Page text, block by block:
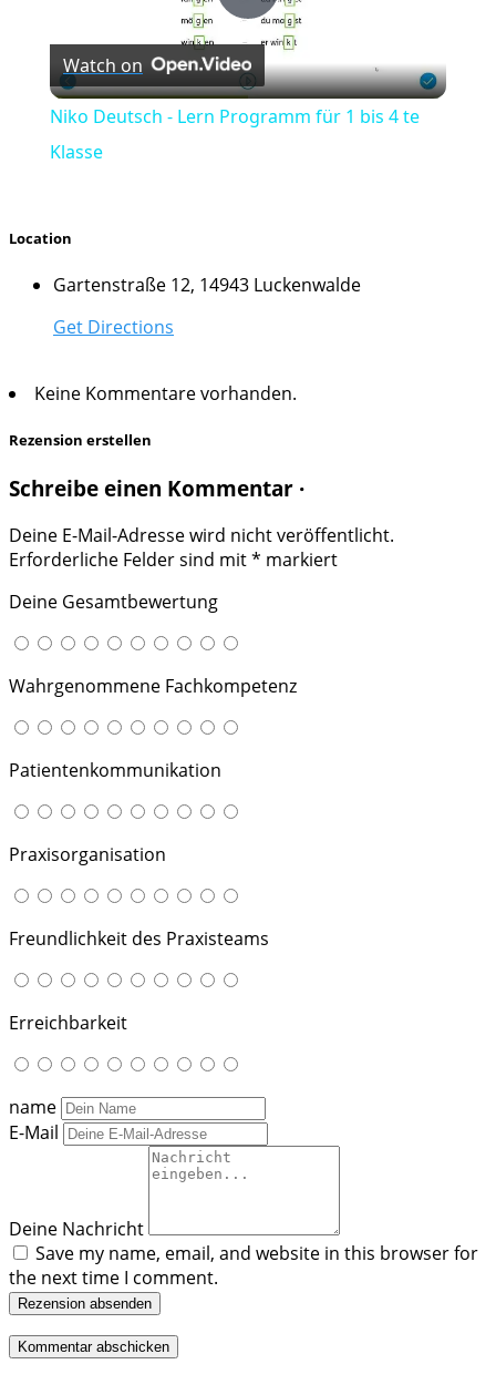
Play
Video
Watch on
Niko Deutsch - Lern Programm für 1 bis 4 te
Klasse
Location
Gartenstraße 12, 14943 Luckenwalde
Get Directions
Keine Kommentare vorhanden.
Rezension erstellen
Schreibe einen Kommentar ·
Deine E-Mail-Adresse wird nicht veröffentlicht.
Erforderliche Felder sind mit* markiert
Deine Gesamtbewertung
Wahrgenommene Fachkompetenz
Patientenkommunikation
Praxisorganisation
Freundlichkeit des Praxisteams
Erreichbarkeit
name
E-Mail
Deine Nachricht
Save my name, email, and website in this browser for
the next time I comment.
Rezension absenden